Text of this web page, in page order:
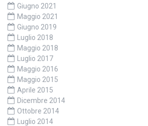
Giugno 2021
Maggio 2021
Giugno 2019
Luglio 2018
Maggio 2018
Luglio 2017
Maggio 2016
Maggio 2015
Aprile 2015
Dicembre 2014
Ottobre 2014
Luglio 2014